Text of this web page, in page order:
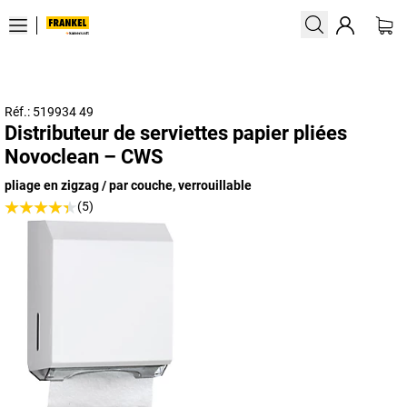
Réf.: 519934 49
Distributeur de serviettes papier pliées
Novoclean – CWS
pliage en zigzag / par couche, verrouillable
(5)